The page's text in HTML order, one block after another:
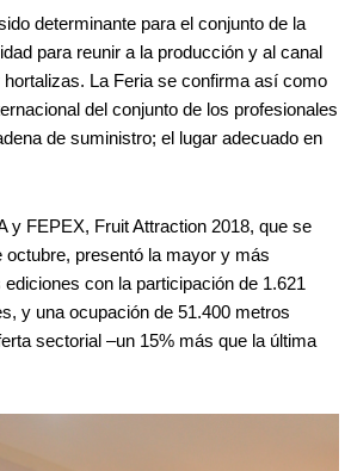
determinante para el conjunto de la
para reunir a la producción y al canal
La Feria se confirma así como
del conjunto de los profesionales
de suministro; el lugar adecuado en
y FEPEX, Fruit Attraction 2018, que se
octubre, presentó la mayor y más
con la participación de 1.621
y una ocupación de 51.400 metros
sectorial –un 15% más que la última